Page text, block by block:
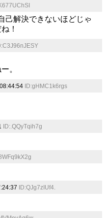
己解決できないほどじゃ
！
。
ID:gHMC1k6rgs
ID:.QQyTqih7g
ID:QJg7zIUf4.